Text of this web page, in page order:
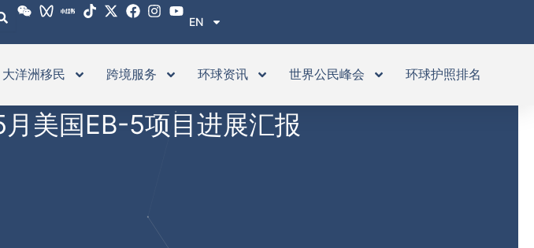
EN
大洋洲移民 跨境服务 环球资讯 世界公民峰会 环球护照排名
美国EB-5项目进展汇报